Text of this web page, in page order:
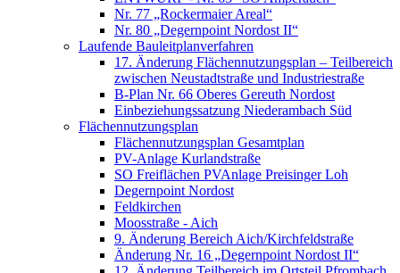
Nr. 77 „Rockermaier Areal“
Nr. 80 „Degernpoint Nordost II“
Laufende Bauleitplanverfahren
17. Änderung Flächennutzungsplan – Teilbereich
zwischen Neustadtstraße und Industriestraße
B-Plan Nr. 66 Oberes Gereuth Nordost
Einbeziehungssatzung Niederambach Süd
Flächennutzungsplan
Flächennutzungsplan Gesamtplan
PV-Anlage Kurlandstraße
SO Freiflächen PV­Anlage Preisinger Loh
Degernpoint Nordost
Feldkirchen
Moosstraße - Aich
9. Änderung Bereich Aich/Kirchfeldstraße
Änderung Nr. 16 „Degernpoint Nordost II“